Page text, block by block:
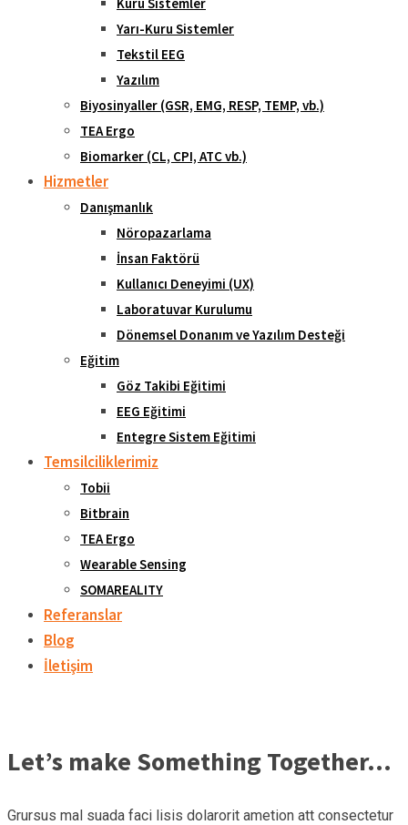
Yarı-Kuru Sistemler
Tekstil EEG
Yazılım
Biyosinyaller (GSR, EMG, RESP, TEMP, vb.)
TEA Ergo
Biomarker (CL, CPI, ATC vb.)
Hizmetler
Danışmanlık
Nöropazarlama
İnsan Faktörü
Kullanıcı Deneyimi (UX)
Laboratuvar Kurulumu
Dönemsel Donanım ve Yazılım Desteği
Eğitim
Göz Takibi Eğitimi
EEG Eğitimi
Entegre Sistem Eğitimi
Temsilciliklerimiz
Tobii
Bitbrain
TEA Ergo
Wearable Sensing
SOMAREALITY
Referanslar
Blog
İletişim
Let’s make Something Together…
Grursus mal suada faci lisis dolarorit ametion att consectetur